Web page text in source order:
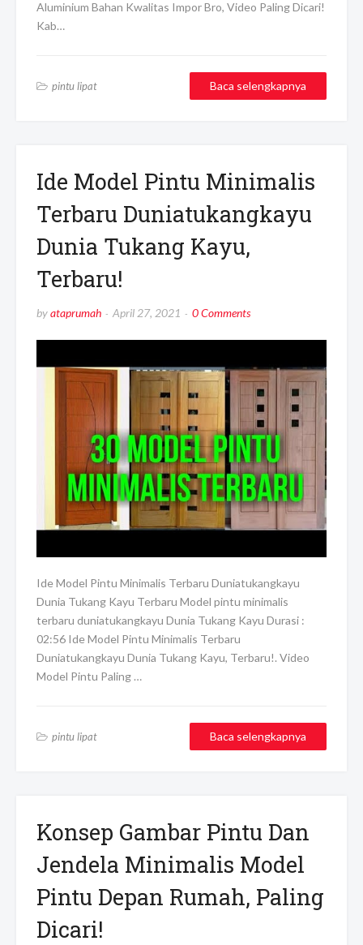
Aluminium Bahan Kwalitas Impor Bro, Video Paling Dicari!
Kab…
pintu lipat Baca selengkapnya
Ide Model Pintu Minimalis
Terbaru Duniatukangkayu
Dunia Tukang Kayu,
Terbaru!
byataprumah April 27, 2021 0 Comments
Ide Model Pintu Minimalis Terbaru Duniatukangkayu
Dunia Tukang Kayu Terbaru Model pintu minimalis
terbaru duniatukangkayu Dunia Tukang Kayu Durasi :
02:56 Ide Model Pintu Minimalis Terbaru
Duniatukangkayu Dunia Tukang Kayu, Terbaru!. Video
Model Pintu Paling …
pintu lipat Baca selengkapnya
Konsep Gambar Pintu Dan
Jendela Minimalis Model
Pintu Depan Rumah, Paling
Dicari!